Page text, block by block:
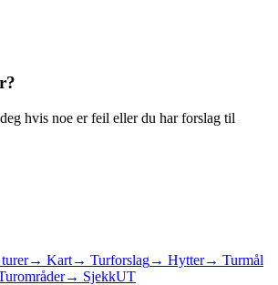
hvis noe er feil eller du har forslag til
→ Kart→ Turforslag→ Hytter→ Turmål
→ SjekkUT